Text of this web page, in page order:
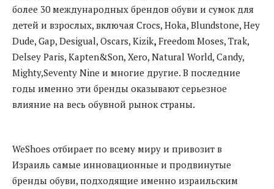
более 30 международных брендов обуви и сумок для
детей и взрослых, включая Crocs, Hoka, Blundstone, Hey
Dude, Gap, Desigual, Oscars, Kizik, Freedom Moses, Trak,
Delsey Paris, Kapten&Son, Xero, Natural World, Candy,
Mighty,Seventy Nine и многие другие. В последние
годы именно эти бренды оказывают серьезное
влияние на весь обувной рынок страны.
WeShoes отбирает по всему миру и привозит в
Израиль самые инновационные и продвинутые
бренды обуви, подходящие именно израильским